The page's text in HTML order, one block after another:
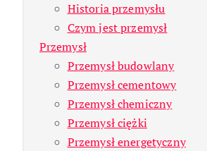
Historia przemysłu
Czym jest przemysł
Przemysł
Przemysł budowlany
Przemysł cementowy
Przemysł chemiczny
Przemysł ciężki
Przemysł energetyczny